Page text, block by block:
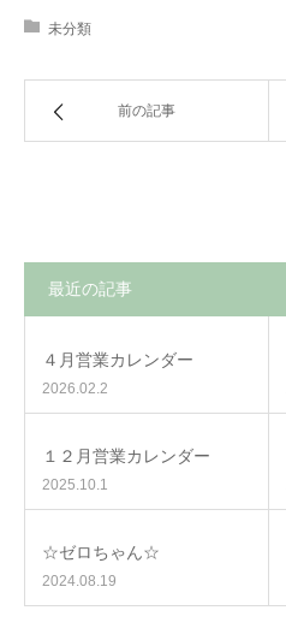
未分類
前の記事
最近の記事
４月営業カレンダー
2026.02.2
１２月営業カレンダー
2025.10.1
☆ゼロちゃん☆
2024.08.19